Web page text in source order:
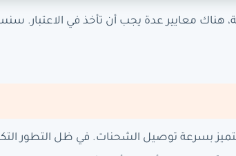
هناك معايير عدة يجب أن تأخذ في الاعتبار.
بسرعة توصيل الشحنات. في ظل التطور